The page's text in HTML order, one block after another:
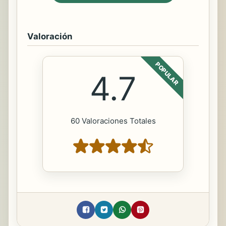
Valoración
POPULAR
4.7
60 Valoraciones Totales